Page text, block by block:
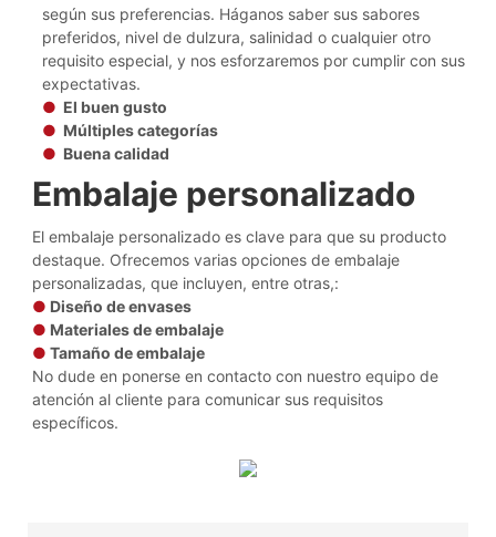
según sus preferencias. Háganos saber sus sabores
preferidos, nivel de dulzura, salinidad o cualquier otro
requisito especial, y nos esforzaremos por cumplir con sus
expectativas.
● El buen gusto
● Múltiples categorías
● Buena calidad
Embalaje personalizado
El embalaje personalizado es clave para que su producto
destaque. Ofrecemos varias opciones de embalaje
personalizadas, que incluyen, entre otras,:
● Diseño de envases
● Materiales de embalaje
●Tamaño de embalaje
No dude en ponerse en contacto con nuestro equipo de
atención al cliente para comunicar sus requisitos
específicos.